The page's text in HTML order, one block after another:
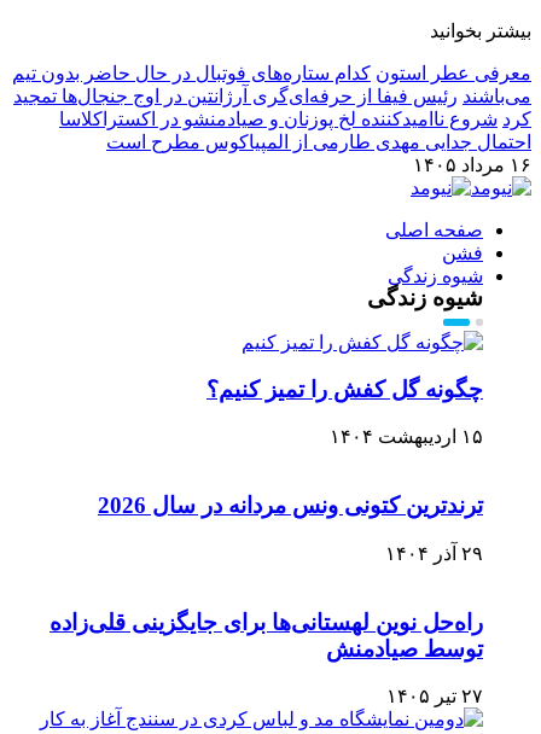
بیشتر بخوانید
معرفی عطر استون کدام ستاره‌های فوتبال در حال حاضر بدون تیم
می‌باشند رئیس فیفا از حرفه‌ای‌گری آرژانتین در اوج جنجال‌ها تمجید
کرد شروع ناامیدکننده لخ پوزنان و صیادمنشو در اکستراکلاسا
احتمال جدایی مهدی طارمی از المپیاکوس مطرح است
۱۶ مرداد ۱۴۰۵
صفحه اصلی
فشن
شیوه زندگی
شیوه زندگی
چگونه گل کفش را تمیز کنیم؟
۱۵ اردیبهشت ۱۴۰۴
ترندترین کتونی‌ ونس مردانه در سال 2026
۲۹ آذر ۱۴۰۴
راه‌حل نوین لهستانی‌ها برای جایگزینی قلی‌زاده
توسط صیادمنش
۲۷ تیر ۱۴۰۵